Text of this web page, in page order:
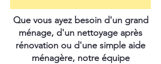
Que vous ayez besoin d'un grand
ménage, d'un nettoyage après
rénovation ou d'une simple aide
ménagère, notre équipe